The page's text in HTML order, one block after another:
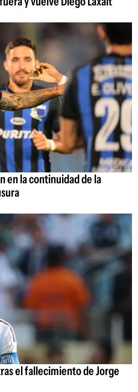
en la continuidad de la
el fallecimiento de Jorge